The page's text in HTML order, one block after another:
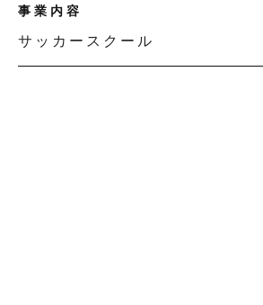
事業内容
サッカースクール